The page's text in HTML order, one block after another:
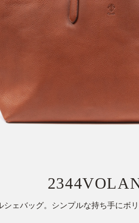
シェバッグ。シンプルな持ち手にボ